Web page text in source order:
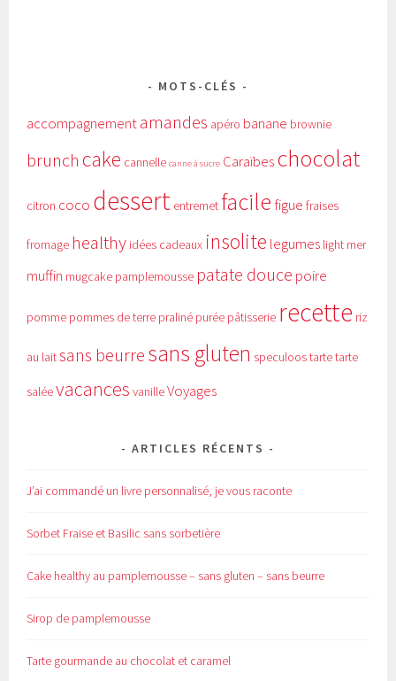
MOTS-CLÉS
accompagnementamandes apéro banane brownie
brunch cake cannelle canne à sucre Caraïbeschocolat
citron coco dessert entremet facile figue fraises
fromage healthy idées cadeaux insolite legumes light mer
muffin mugcake pamplemousse patate douce poire
pomme pommes de terre praliné purée pâtisserie recette riz
au laitsans beurresans gluten speculoostartetarte
saléevacances vanilleVoyages
ARTICLES RÉCENTS
J’ai commandé un livre personnalisé, je vous raconte
Sorbet Fraise et Basilic sans sorbetière
Cake healthy au pamplemousse – sans gluten – sans beurre
Sirop de pamplemousse
Tarte gourmande au chocolat et caramel